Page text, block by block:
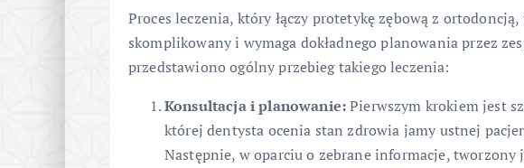
Proces leczenia, który łączy protetykę zębową z
skomplikowany i wymaga dokładnego planowania przez
przedstawiono ogólny przebieg takiego leczenia:
Konsultacja i planowanie:Pierwszym krokiem jest
której dentysta ocenia stan zdrowia jamy ustnej
Następnie, w oparciu o zebrane informacje,